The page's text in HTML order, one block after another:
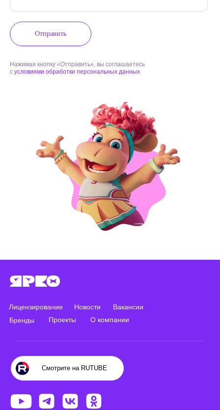
Отправить
Нажимая кнопку «Отправить», вы соглашаетесь
с условиями обработки персональных данных
Лицензирование Новости
Вакансии
Бренды
Проекты О компании
Смотрите на RUTUBE